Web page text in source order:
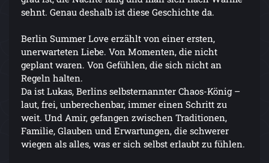
sehnt. Genau deshalb ist diese Geschichte da.
Berlin Summer Love erzählt von einer ersten,
unerwarteten Liebe. Von Momenten, die nicht
geplant waren. Von Gefühlen, die sich nicht an
Regeln halten.
Da ist Lukas, Berlins selbsternannter Chaos-König –
laut, frei, unberechenbar, immer einen Schritt zu
weit. Und Amir, gefangen zwischen Traditionen,
Familie, Glauben und Erwartungen, die schwerer
wiegen als alles, was er sich selbst erlaubt zu fühlen.